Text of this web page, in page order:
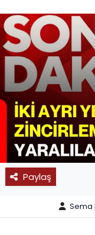
Paylaş
Sema
SAĞLIK
SPOR
11:11